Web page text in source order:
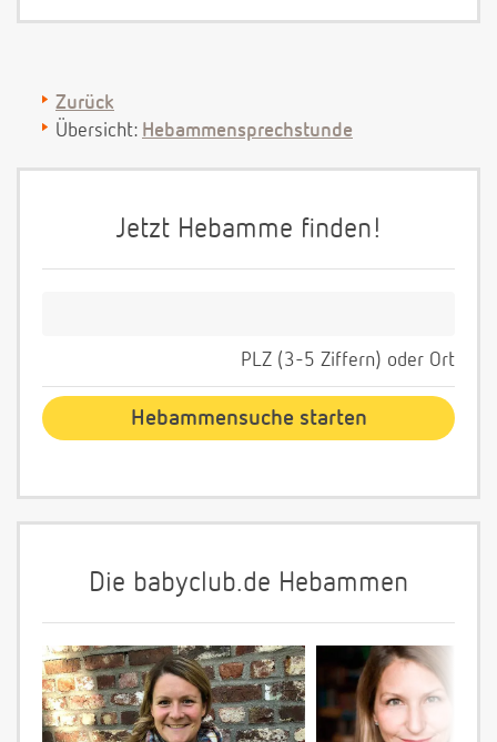
Zurück
Übersicht: Hebammensprechstunde
Jetzt Hebamme finden!
PLZ (3-5 Ziffern) oder Ort
Die babyclub.de Hebammen